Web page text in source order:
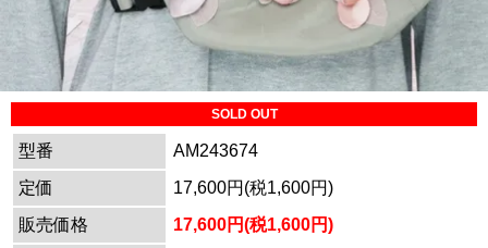
SOLD OUT
型番
AM243674
定価
17,600円(税1,600円)
販売価格
17,600円(税1,600円)